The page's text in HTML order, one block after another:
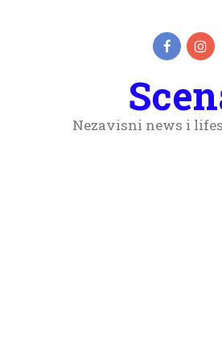
Nezavisni news i